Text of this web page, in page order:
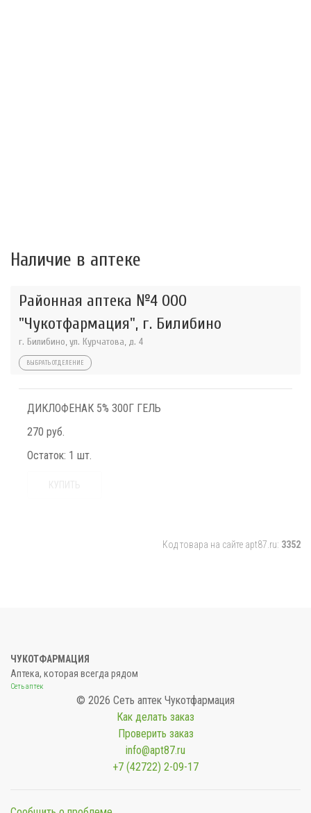
Наличие в аптеке
Районная аптека №4 ООО
"Чукотфармация", г. Билибино
г. Билибино, ул. Курчатова, д. 4
ВЫБРАТЬ ОТДЕЛЕНИЕ
ДИКЛОФЕНАК 5% 300Г ГЕЛЬ
270 руб.
Остаток: 1 шт.
Код товара на сайте apt87.ru: 3352
ЧУКОТФАРМАЦИЯ
Аптека, которая всегда рядом
Сеть аптек
© 2026 Сеть аптек Чукотфармация
Как делать заказ
Проверить заказ
info@apt87.ru
+7 (42722) 2-09-17